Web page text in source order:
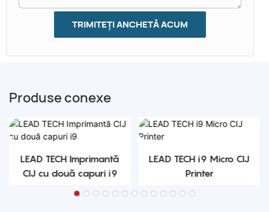
TRIMITEȚI ANCHETĂ ACUM
Produse conexe
LEAD TECH Imprimantă
CIJ cu două capuri i9
LEAD TECH i9 Micro CIJ
Printer